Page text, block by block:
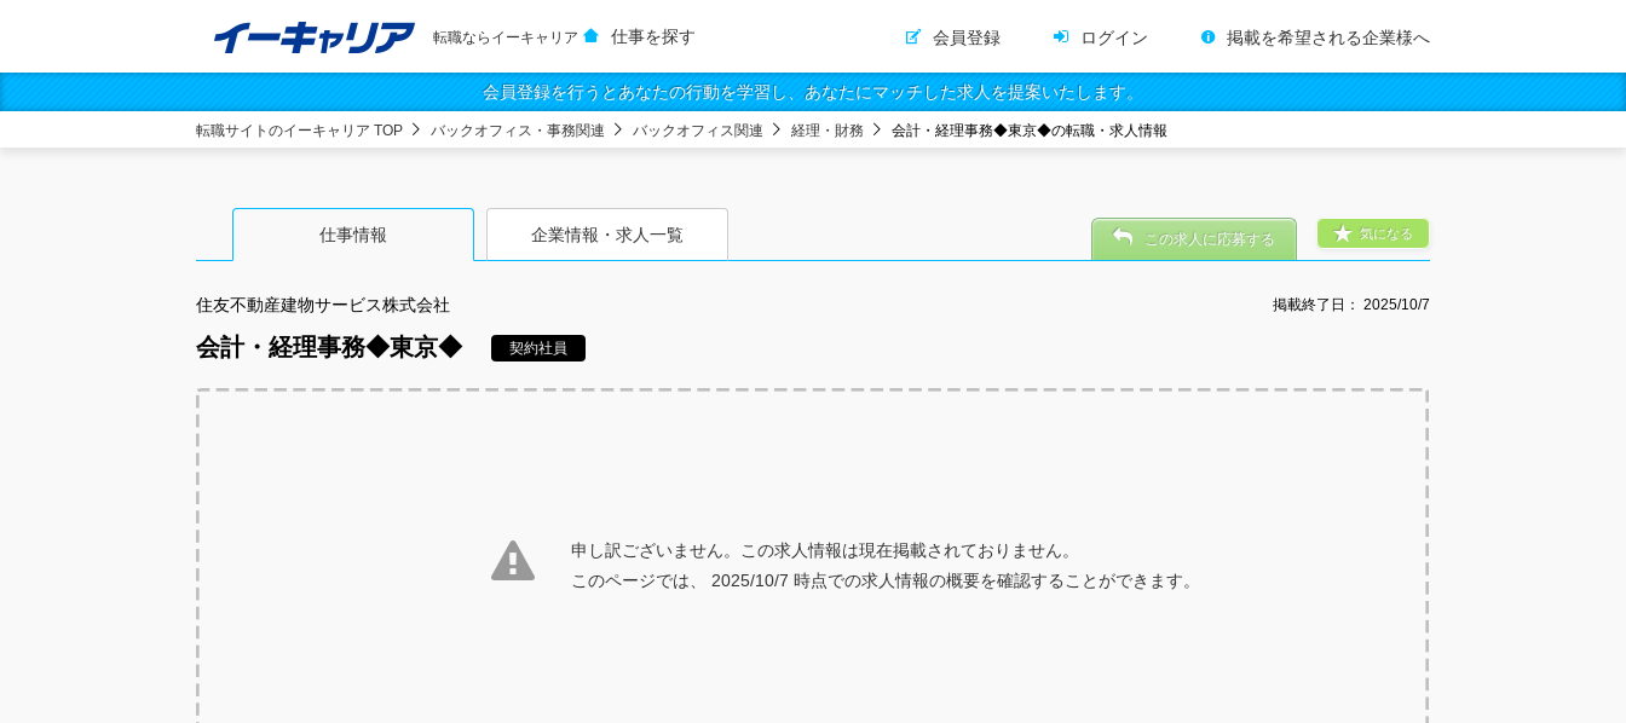
転職ならイーキャリア 仕事を探す 会員登録 ログイン 掲載を希望される企業様へ
会員登録を行うとあなたの行動を学習し、あなたにマッチした求人を提案いたします。
転職サイトのイーキャリア TOP バックオフィス・事務関連 バックオフィス関連 経理・財務 会計・経理事務◆東京◆の転職・求人情報
仕事情報 企業情報・求人一覧
住友不動産建物サービス株式会社 掲載終了日： 2025/10/7
会計・経理事務◆東京◆ 契約社員
気になる
この求人に応募する
申し訳ございません。この求人情報は現在掲載されておりません。
このページでは、 2025/10/7 時点での求人情報の概要を確認することができます。